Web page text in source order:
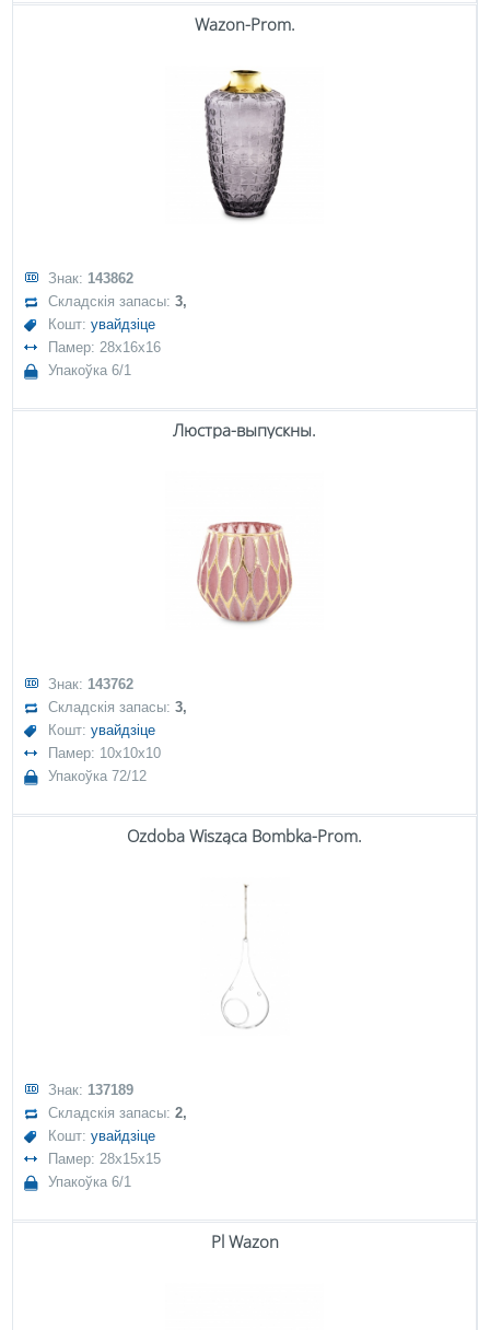
Wazon-Prom.
Знак: 143862
Складскія запасы:3,
Кошт:увайдзіце
Памер: 28x16x16
Упакоўка 6/1
Люстра-выпускны.
Знак: 143762
Складскія запасы:3,
Кошт:увайдзіце
Памер: 10x10x10
Упакоўка 72/12
Ozdoba Wisząca Bombka-Prom.
Знак: 137189
Складскія запасы:2,
Кошт:увайдзіце
Памер: 28x15x15
Упакоўка 6/1
Pl Wazon